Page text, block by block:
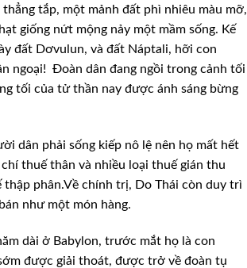
tắp, một mảnh đất phì nhiêu màu mỡ,
giống nứt mộng nảy một mầm sống. Kế
đất Dơvulun, và đất Náptali, hỡi con
ngoại! Đoàn dân đang ngồi trong cảnh tối
tối của tử thần nay được ánh sáng bừng
dân phải sống kiếp nô lệ nên họ mất hết
thuế thân và nhiều loại thuế gián thu
thập phân.Về chính trị, Do Thái còn duy trì
như một món hàng.
dài ở Babylon, trước mắt họ là con
được giải thoát, được trở về đoàn tụ